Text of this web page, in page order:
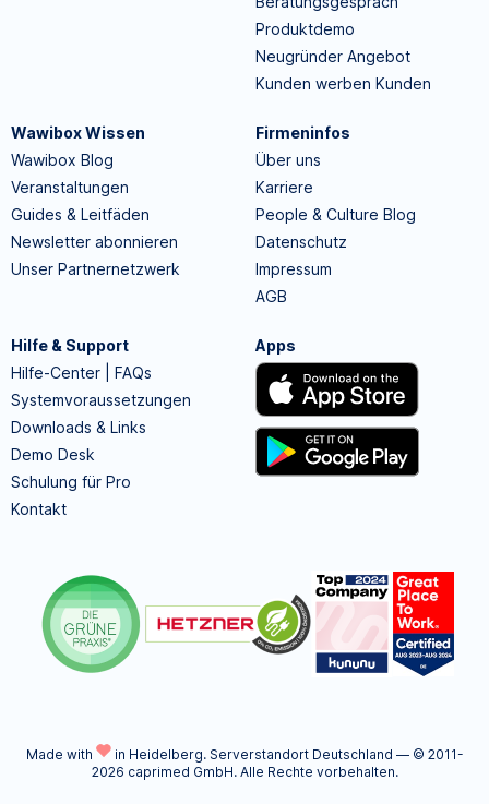
Produktdemo
Neugründer Angebot
Kunden werben Kunden
Wawibox Wissen
Wawibox Blog
Veranstaltungen
Guides & Leitfäden
Newsletter abonnieren
Unser Partnernetzwerk
Firmeninfos
Über uns
Karriere
People & Culture Blog
Datenschutz
Impressum
AGB
Hilfe & Support
Hilfe-Center | FAQs
Systemvoraussetzungen
Downloads & Links
Demo Desk
Schulung für Pro
Kontakt
Apps
Made with in Heidelberg. Serverstandort Deutschland — © 2011-
2026 caprimed GmbH. Alle Rechte vorbehalten.